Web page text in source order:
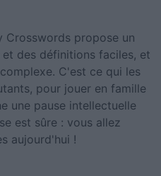
Crosswords propose un
des définitions faciles, et
C'est ce qui les
pour jouer en famille
une pause intellectuelle
est sûre : vous allez
aujourd'hui !